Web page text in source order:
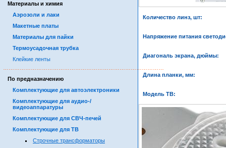
Материалы и химия
Аэрозоли и лаки
Макетные платы
Материалы для пайки
Термоусадочная трубка
Клейкие ленты
По предназначению
Комплектующие для автоэлектроники
Комплектующие для аудио-/
видеоаппаратуры
Комплектующие для СВЧ-печей
Комплектующие для ТВ
Строчные трансформаторы
Количество линз, шт:
Напряжение питания
Диагональ экрана, дюймы:
Длина планки, мм:
Модель ТВ: